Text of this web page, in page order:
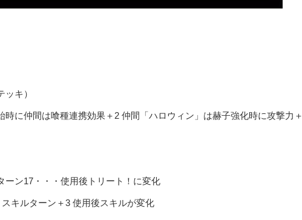
キ）
時に仲間は喰種連携効果＋2 仲間「ハロウィン」は赫子強化時に攻撃力＋
ーン17・・・使用後トリート！に変化
キルターン＋3 使用後スキルが変化